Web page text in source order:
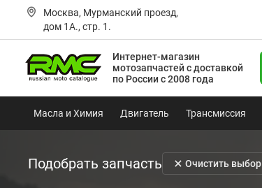
Москва, Мурманский проезд,
дом 1А., стр. 1.
Интернет-магазин
мотозапчастейс доставкой
по России с 2008 года
Масла и Химия Двигатель Трансмиссия
Подобрать запчасть Очистить выбор